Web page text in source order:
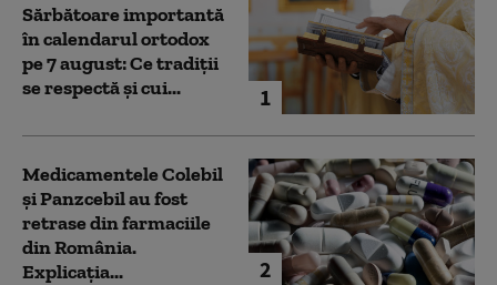
1
Sărbătoare importantă
în calendarul ortodox
pe 7 august: Ce tradiții
se respectă și cui...
2
Medicamentele Colebil
și Panzcebil au fost
retrase din farmaciile
din România.
Explicația...